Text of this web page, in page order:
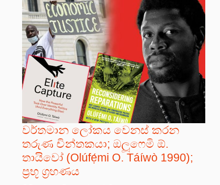
වර්තමාන ලෝකය වෙනස් කරන
තරුණ චින්තකයා; ඔලූෆෙමි ඕ.
තායිවෝ (Olúfẹ́mi O. Táíwò 1990);
ප්‍රභූ ග්‍රහණය